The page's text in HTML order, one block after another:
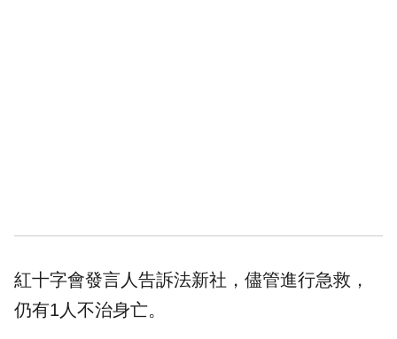
紅十字會發言人告訴法新社，儘管進行急救，
仍有1人不治身亡。